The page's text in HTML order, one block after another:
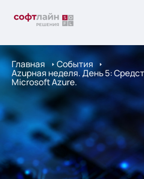
Главная События
Azuрная неделя. День 5:
Microsoft Azure.